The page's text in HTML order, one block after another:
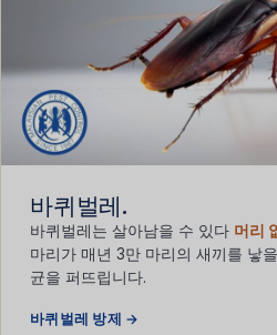
바퀴벌레.
바퀴벌레는 살아남을 수 있다 머리
마리가 매년 3만 마리의 새끼를 낳
균을 퍼뜨립니다.
바퀴벌레 방제 →